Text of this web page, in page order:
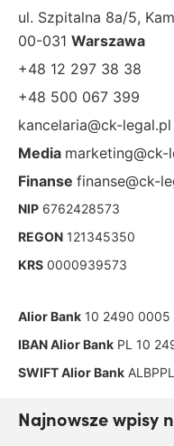
ul. Szpitalna 8a/5,
00-031 Warszawa
+48 12 297 38 38
+48 500 067 399
kancelaria@ck-legal.pl
Media marketing@ck-
Finanse finanse@ck-
NIP 6762428573
REGON 121345350
KRS 0000939573
Alior Bank 10 2490
IBAN Alior Bank PL 10
SWIFT Alior Bank
Najnowsze wpisy